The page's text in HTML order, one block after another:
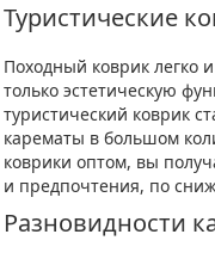
Туристические
Походный коврик легко
только эстетическую
туристический коврик
карематы в большом
коврики оптом, вы
и предпочтения, по
Разновидности